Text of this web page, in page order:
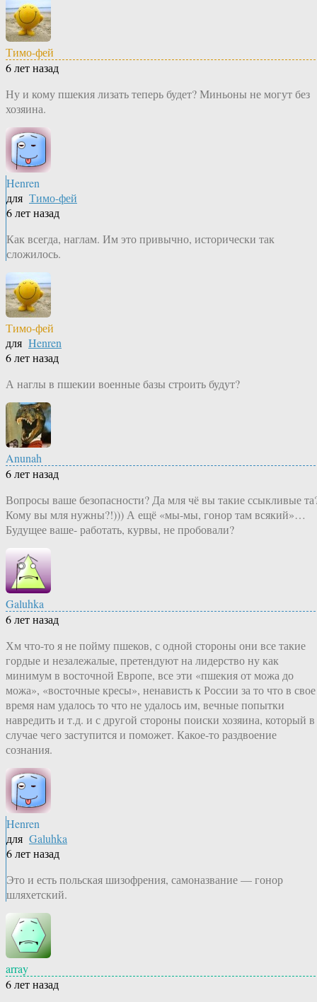
Тимо-фей
6 лет назад
Ну и кому пшекия лизать теперь будет? Миньоны не могут без
хозяина.
Henren
для Тимо-фей
6 лет назад
Как всегда, наглам. Им это привычно, исторически так
сложилось.
Тимо-фей
для Henren
6 лет назад
А наглы в пшекии военные базы строить будут?
Anunah
6 лет назад
Вопросы ваше безопасности? Да мля чё вы такие ссыкливые
Кому вы мля нужны?!))) А ещё «мы-мы, гонор там всякий»…
Будущее ваше- работать, курвы, не пробовали?
Galuhka
6 лет назад
Хм что-то я не пойму пшеков, с одной стороны они все такие
гордые и незалежалые, претендуют на лидерство ну как
минимум в восточной Европе, все эти «пшекия от можа до
можа», «восточные кресы», ненависть к России за то что в свое
время нам удалось то что не удалось им, вечные попытки
навредить и т.д. и с другой стороны поиски хозяина, который в
случае чего заступится и поможет. Какое-то раздвоение
сознания.
Henren
для Galuhka
6 лет назад
Это и есть польская шизофрения, самоназвание — гонор
шляхетский.
array
6 лет назад